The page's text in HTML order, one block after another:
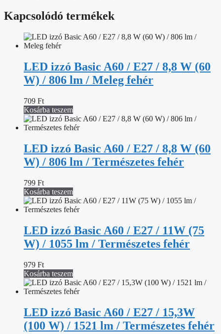
Kapcsolódó termékek
LED izzó Basic A60 / E27 / 8,8 W (60
W) / 806 lm / Meleg fehér
709 Ft
Kosárba teszem
LED izzó Basic A60 / E27 / 8,8 W (60
W) / 806 lm / Természetes fehér
799 Ft
Kosárba teszem
LED izzó Basic A60 / E27 / 11W (75
W) / 1055 lm / Természetes fehér
979 Ft
Kosárba teszem
LED izzó Basic A60 / E27 / 15,3W
(100 W) / 1521 lm / Természetes fehér